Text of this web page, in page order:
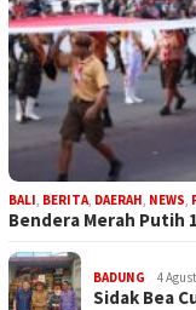
BALI, BERITA, DAERAH, NEWS,
Bendera Merah Putih
BADUNG 4
Sidak Bea